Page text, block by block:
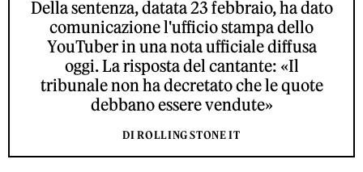
Della sentenza, datata 23 febbraio, ha dato
comunicazione l'ufficio stampa dello
YouTuber in una nota ufficiale diffusa
oggi. La risposta del cantante: «Il
tribunale non ha decretato che le quote
debbano essere vendute»
DI ROLLING STONE IT